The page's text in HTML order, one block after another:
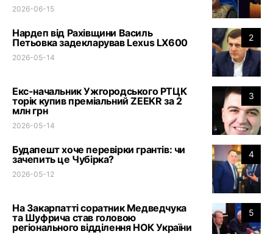
2026-06-15
2
Нардеп від Рахівщини Василь
Петьовка задекларував Lexus LX600
2026-05-14
3
Екс-начальник Ужгородського РТЦК
торік купив преміальний ZEEKR за 2
млн грн
2026-05-14
4
Будапешт хоче перевірки грантів: чи
зачепить це Чубірка?
2026-05-12
5
На Закарпатті соратник Медведчука
та Шуфрича став головою
регіонального відділення НОК України